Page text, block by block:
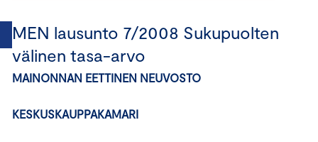
MEN lausunto 7/2008 Sukupuolten
välinen tasa-arvo
MAINONNAN EETTINEN NEUVOSTO
KESKUSKAUPPAKAMARI